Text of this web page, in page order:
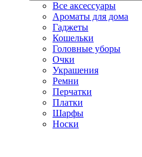
Все аксессуары
Ароматы для дома
Гаджеты
Кошельки
Головные уборы
Очки
Украшения
Ремни
Перчатки
Платки
Шарфы
Носки